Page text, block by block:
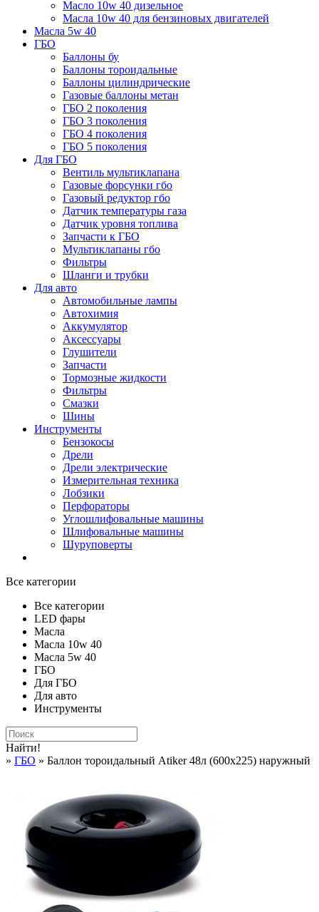
Масло 10w 40 дизельное
Масла 10w 40 для бензиновых двигателей
Масла 5w 40
ГБО
Баллоны бу
Баллоны тороидальные
Баллоны цилиндрические
Газовые баллоны метан
ГБО 2 поколения
ГБО 3 поколения
ГБО 4 поколения
ГБО 5 поколения
Для ГБО
Вентиль мультиклапана
Газовые форсунки гбо
Газовый редуктор гбо
Датчик температуры газа
Датчик уровня топлива
Запчасти к ГБО
Мультиклапаны гбо
Фильтры
Шланги и трубки
Для авто
Автомобильные лампы
Автохимия
Аккумулятор
Аксессуары
Глушители
Запчасти
Тормозные жидкости
Фильтры
Смазки
Шины
Инструменты
Бензокосы
Дрели
Дрели электрические
Измерительная техника
Лобзики
Перфораторы
Углошлифовальные машины
Шлифовальные машины
Шуруповерты
Все категории
Все категории
LED фары
Масла
Масла 10w 40
Масла 5w 40
ГБО
Для ГБО
Для авто
Инструменты
Найти!
» ГБО » Баллон тороидальный Atiker 48л (600х225) наружный